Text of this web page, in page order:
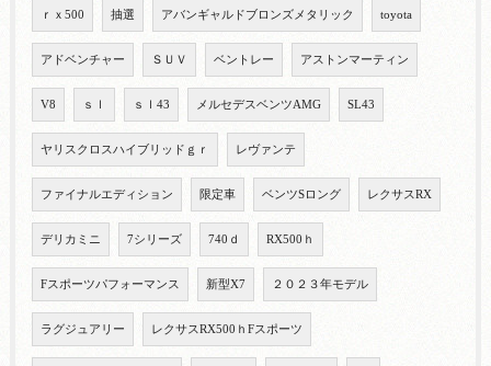
ｒｘ500 抽選 アバンギャルドブロンズメタリック toyota
アドベンチャー ＳＵＶ ベントレー アストンマーティン
V8 ｓｌ ｓｌ43 メルセデスベンツAMG SL43
ヤリスクロスハイブリッドｇｒ レヴァンテ
ファイナルエディション 限定車 ベンツSロング レクサスRX
デリカミニ 7シリーズ 740ｄ RX500ｈ
Fスポーツパフォーマンス 新型X7 ２０２３年モデル
ラグジュアリー レクサスRX500ｈFスポーツ